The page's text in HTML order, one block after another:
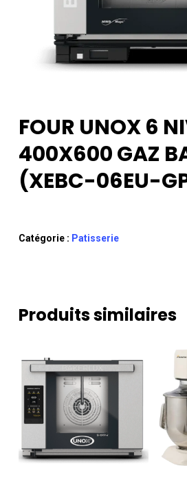
FOUR UNOX 6
400X600 GAZ
(XEBC-06EU-
Catégorie : Patisserie
Produits similaires